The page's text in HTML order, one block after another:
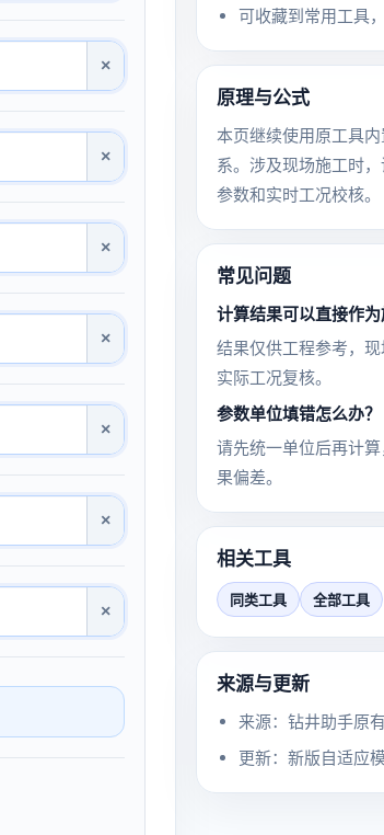
×
×
×
×
×
×
×
可收藏到常用工具
原理与公式
本页继续使用原工具
系。涉及现场施工时
参数和实时工况校核。
常见问题
计算结果可以直接作为
结果仅供工程参考，
实际工况复核。
参数单位填错怎么办？
请先统一单位后再计
果偏差。
相关工具
同类工具 全部工具
来源与更新
来源：钻井助手原
更新：新版自适应模